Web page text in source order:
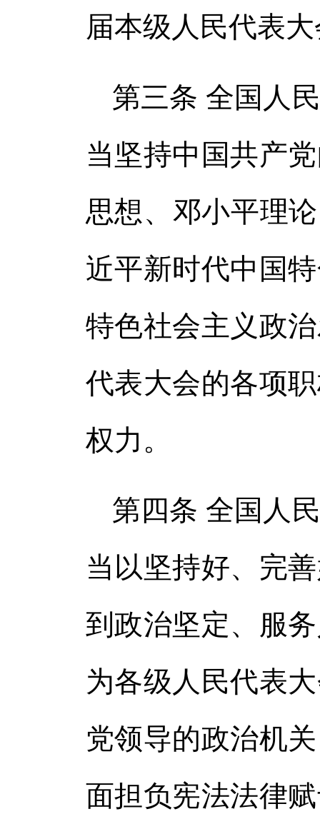
届本级人民代表
第三条 全国人
当坚持中国共产
思想、邓小平理
近平新时代中国
特色社会主义政
代表大会的各项
权力。
第四条 全国人
当以坚持好、完
到政治坚定、服
为各级人民代表
党领导的政治机
面担负宪法法律